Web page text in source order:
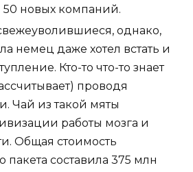
50 новых компаний.
однако,
немец даже хотел встать и
Кто-то что-то знает
проводя
Чай из такой мяты
работы мозга и
Общая стоимость
пакета составила 375 млн